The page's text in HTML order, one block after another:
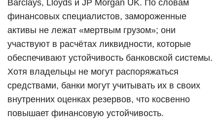
Barclays, Lloyds и JP Morgan UK. По словам
финансовых специалистов, замороженные
активы не лежат «мертвым грузом»; они
участвуют в расчётах ликвидности, которые
обеспечивают устойчивость банковской системы.
Хотя владельцы не могут распоряжаться
средствами, банки могут учитывать их в своих
внутренних оценках резервов, что косвенно
повышает финансовую устойчивость.